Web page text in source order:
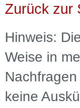
Zurück zur
Hinweis:
Weise in
keine